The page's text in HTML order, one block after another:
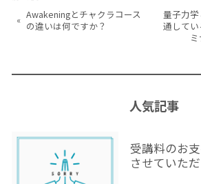
« Awakeningとチャクラコース
の違いは何ですか？
量子力
通して
人気記事
受講料のお
させていた